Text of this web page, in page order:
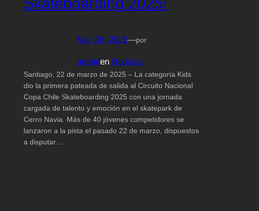
Mar 26, 2025—por
adminen Noticias
Santiago, 22 de marzo de 2025 – La categoría Kids
dio la primera pateada de salida al Circuito Nacional
Copa Chile Skateboarding 2025 con una jornada
cargada de talento y emoción en el skatepark de
Cerro Navia. Más de 40 jóvenes competidores se
lanzaron a la pista el pasado 22 de marzo, dispuestos
a disputar…